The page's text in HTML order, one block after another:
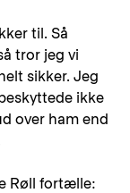
til. Så
tror jeg vi
sikker. Jeg
ikke
over ham end
Røll fortælle: